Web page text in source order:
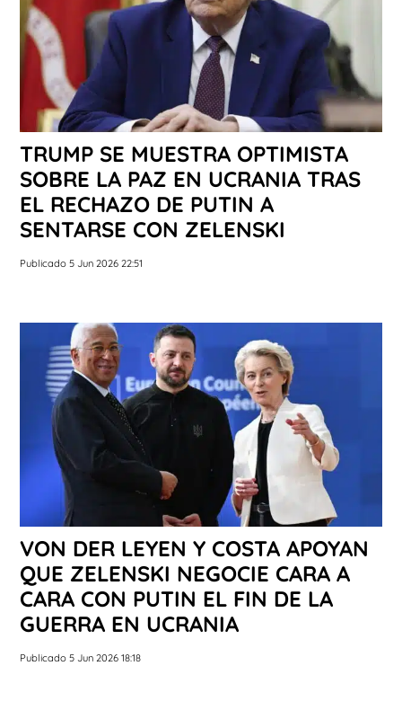
TRUMP SE MUESTRA OPTIMISTA
SOBRE LA PAZ EN UCRANIA TRAS
EL RECHAZO DE PUTIN A
SENTARSE CON ZELENSKI
Publicado 5 Jun 2026 22:51
VON DER LEYEN Y COSTA APOYAN
QUE ZELENSKI NEGOCIE CARA A
CARA CON PUTIN EL FIN DE LA
GUERRA EN UCRANIA
Publicado 5 Jun 2026 18:18